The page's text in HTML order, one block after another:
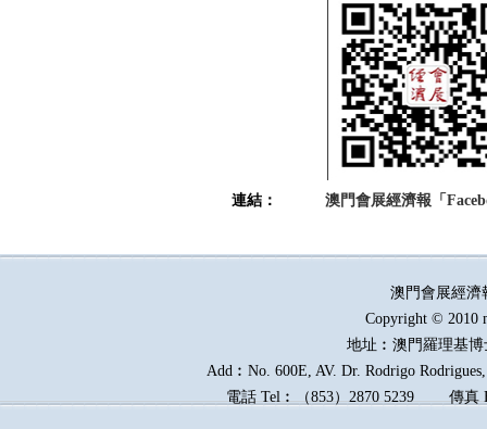
連結： 澳門會展經濟報「
澳門會展經
Copyright © 2010
地址︰澳門羅理基
Add︰No. 600E, AV. Dr. Rodrigo
電話 Tel︰（853）2870 5239傳真